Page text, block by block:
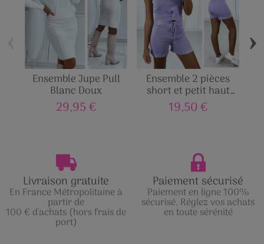
Ensemble Jupe Pull
Blanc Doux
29,95 €
Ensemble 2 pièces
short et petit haut
tendance
19,50 €
›
Livraison gratuite
En France Métropolitaine à
partir de
100 € d'achats (hors frais de
port)
Paiement sécurisé
Paiement en ligne 100%
sécurisé. Réglez vos achats
en toute sérénité